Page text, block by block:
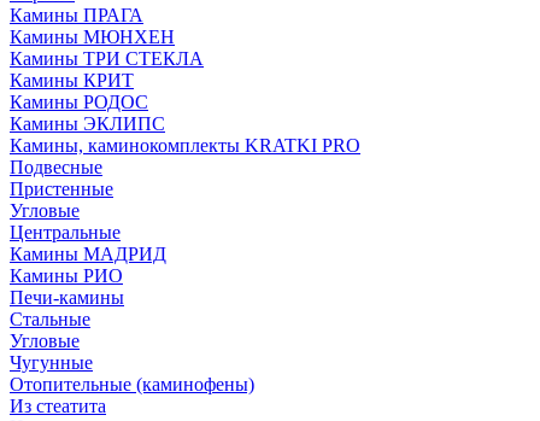
Камины ПРАГА
Камины МЮНХЕН
Камины ТРИ СТЕКЛА
Камины КРИТ
Камины РОДОС
Камины ЭКЛИПС
Камины, каминокомплекты KRATKI PRO
Подвесные
Пристенные
Угловые
Центральные
Камины МАДРИД
Камины РИО
Печи-камины
Стальные
Угловые
Чугунные
Отопительные (каминофены)
Из стеатита